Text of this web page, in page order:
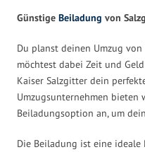
Günstige Beiladung von
Du planst deinen Umzug
möchtest dabei Zeit und
Kaiser Salzgitter dein
Umzugsunternehmen
Beiladungsoption an, um
Die Beiladung ist eine